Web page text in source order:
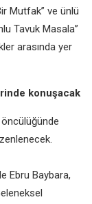
Mutfak” ve ünlü
Tavuk Masala”
arasında yer
konuşacak
Ebru Baybara,